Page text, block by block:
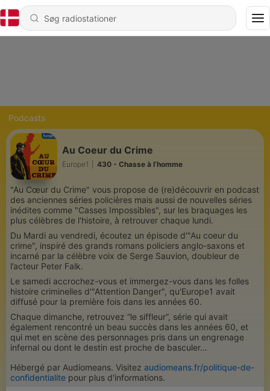
Podcasts
Au Coeur du Crime
Europe1 430 - Chasse à l’homme
"Au Cœur du Crime" vous propose de (re)découvrir en podcast
des anciennes séries policières mais aussi de nouvelles séries
inédites comme "Casses Impossibles", sur les braquages les
plus célèbres de l'histoire, à retrouver chaque lundi.
Du Mardi au vendredi, écoutez un épisode d'"Au coeur du
crime", inspiré des grands romans policiers anglo-saxons et
incarné par la célèbre voix de Serge Sauvion, doubleur de
l’acteur Peter Falk.
Le samedi accrochez-vous et immergez-vous dans les folles
histoire criminelles d'"Attention Danger", qu'Europe1 avait
diffusé pour la première fois dans les années 60.
Chaque dimanche, retrouvez “le siffleur”, série qui avait
également rencontré un beau succès dans les années 60, et
qui met en scène des personnages pris dans un engrenage
infernal ou dont le destin est proche de basculer…
Hébergé par Audiomeans. Visitez audiomeans.fr/politique-de-
confidentialite pour plus d'informations.